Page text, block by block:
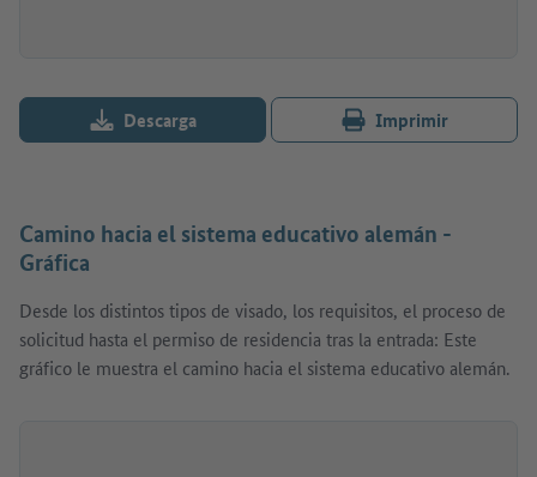
Descarga Imprimir
Camino hacia el sistema educativo alemán -
Gráfica
Desde los distintos tipos de visado, los requisitos, el proceso de
solicitud hasta el permiso de residencia tras la entrada: Este
gráfico le muestra el camino hacia el sistema educativo alemán.